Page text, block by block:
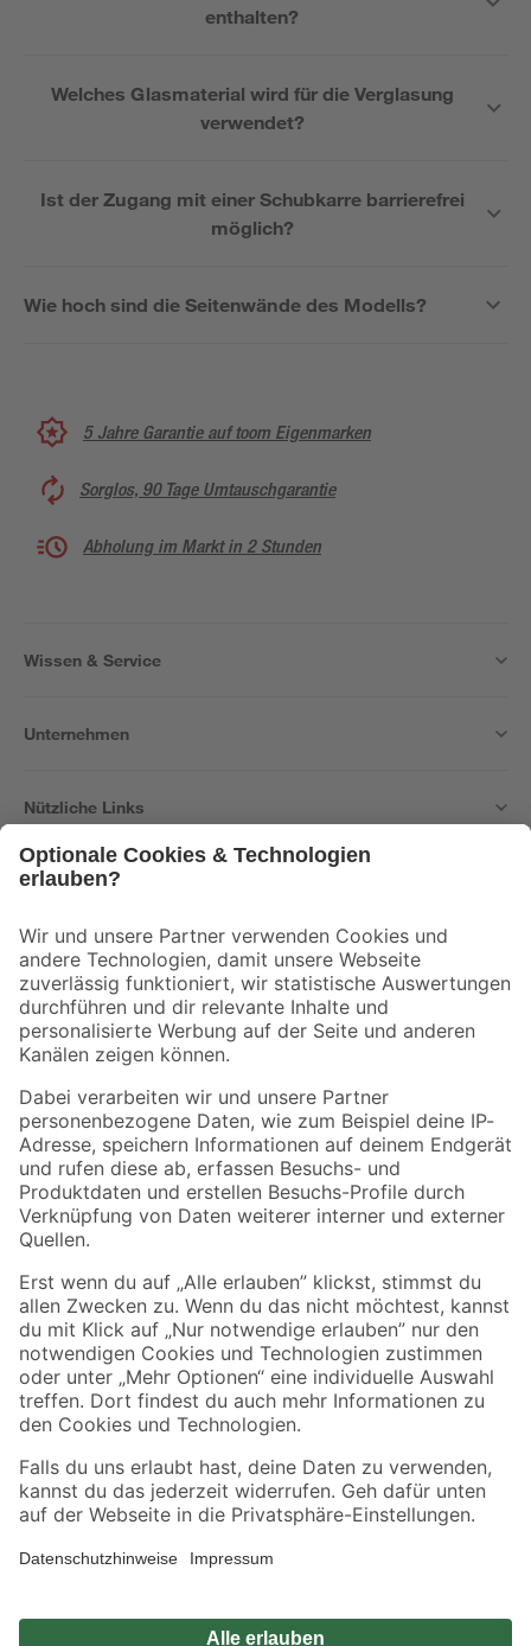
enthalten?
Welches Glasmaterial wird für die Verglasung
verwendet?
Ist der Zugang mit einer Schubkarre barrierefrei
möglich?
Wie hoch sind die Seitenwände des Modells?
5 Jahre Garantie auf toom Eigenmarken
Sorglos, 90 Tage Umtauschgarantie
Abholung im Markt in 2 Stunden
Wissen & Service
Unternehmen
Nützliche Links
Der toom Newsletter: Keine Angebote und Aktionen mehr verpassen!
Zur Newsletter Anmeldung
Folge uns
Zahlungsarten Versandarten
Sicher einkaufen
Jetzt die toom-App herunterladen
Alle Preisangaben in EUR inkl. gesetzl. MwSt.. Die dargestellten Angebote sind unter
Umständen nicht in allen Märkten verfügbar. Die angegebenen Verfügbarkeiten beziehen
Produkte nur solange der Vorrat reicht.
*Paketversand ab 59 € versandkostenfrei, gilt nicht für Artikel mit Speditionsversand, hier
Privatsphäre Impressum